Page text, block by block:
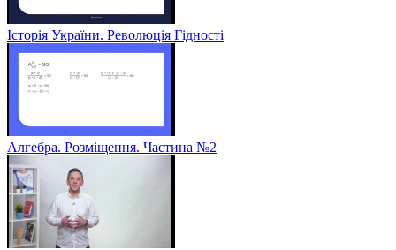
Історія України. Революція Гідності
Алгебра. Розміщення. Частина №2